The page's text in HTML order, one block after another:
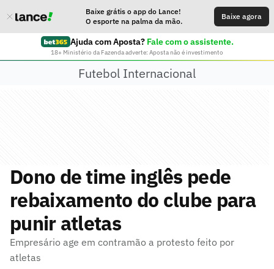
Baixe grátis o app do Lance!
O esporte na palma da mão.
Baixe agora
Ajuda com Aposta? Fale com o assistente.
18+ Ministério da Fazenda adverte: Aposta não é investimento
Futebol Internacional
Dono de time inglês pede
rebaixamento do clube para
punir atletas
Empresário age em contramão a protesto feito por
atletas